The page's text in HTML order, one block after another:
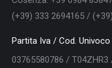
(+39) 333 2694165 /
Partita Iva / Cod.
03765580786 / T04ZHR3